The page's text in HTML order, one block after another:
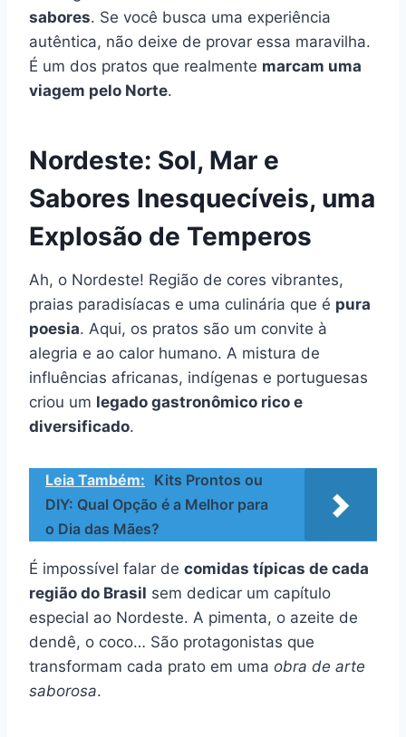
sabores. Se você busca uma experiência
autêntica, não deixe de provar essa maravilha.
É um dos pratos que realmente marcam uma
viagem pelo Norte.
Nordeste: Sol, Mar e
Sabores Inesquecíveis, uma
Explosão de Temperos
Ah, o Nordeste! Região de cores vibrantes,
praias paradisíacas e uma culinária que é pura
poesia. Aqui, os pratos são um convite à
alegria e ao calor humano. A mistura de
influências africanas, indígenas e portuguesas
criou um legado gastronômico rico e
diversificado.
Leia Também: Kits Prontos ou
DIY: Qual Opção é a Melhor para
o Dia das Mães?
É impossível falar de comidas típicas de cada
região do Brasil sem dedicar um capítulo
especial ao Nordeste. A pimenta, o azeite de
dendê, o coco… São protagonistas que
transformam cada prato em uma obra de arte
saborosa.